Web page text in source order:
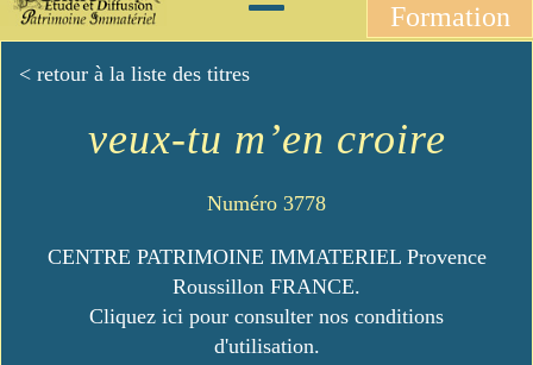
Formation
< retour à la liste des titres
veux-tu m’en croire
Numéro 3778
CENTRE PATRIMOINE IMMATERIEL Provence
Roussillon FRANCE.
Cliquez ici pour consulter nos conditions
d'utilisation.